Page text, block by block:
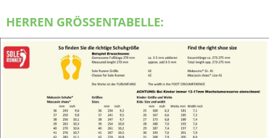
HERREN GRÖSSENTABELLE: